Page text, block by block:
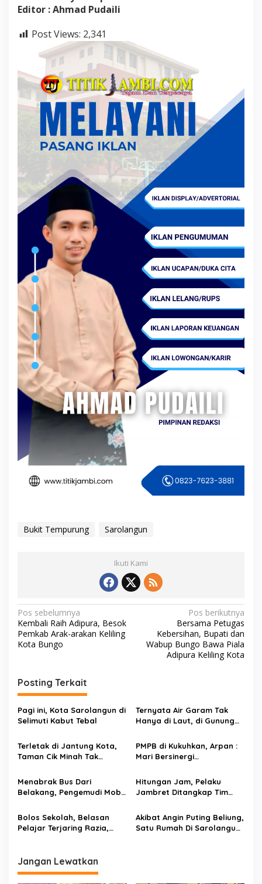
Editor : Ahmad Pudaili
Post Views: 2,341
Bukit Tempurung Sarolangun
Ikuti Kami
N
a
v
g
a
s
i
p
o
s
Pos sebelumnya
Kembali Raih Adipura, Besok
Pemkab Arak-arakan Keliling
Kota Bungo
Pos berikutnya
Bersama Petugas
Kebersihan, Bupati dan
Wabup Bungo Bawa Piala
Adipura Keliling Kota
Posting Terkait
Pagi ini, Kota Sarolangun di
Selimuti Kabut Tebal
Ternyata Air Garam Tak
Hanya di Laut, di Gunung
Juga Ada
Terletak di Jantung Kota,
Taman Cik Minah Tak
PMPB di Kukuhkan, Arpan :
Mari Bersinergi
Menabrak Bus Dari
Belakang, Pengemudi Mobil
Penumpang Luka-luka
Hitungan Jam, Pelaku
Jambret Ditangkap Tim
Bolos Sekolah, Belasan
Pelajar Terjaring Razia,
Jaminan
Akibat Angin Puting Beliung,
Satu Rumah Di Sarolangun
Jangan Lewatkan